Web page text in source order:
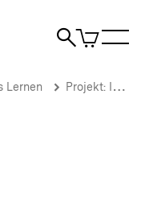
Suche
Artikel
im
Lernen Projekt: Integration